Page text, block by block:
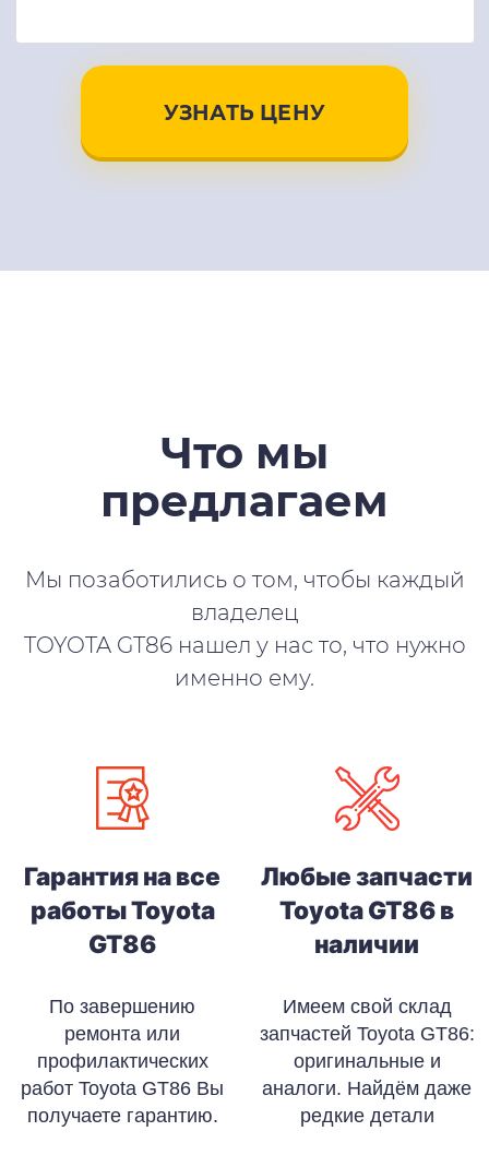
УЗНАТЬ ЦЕНУ
Что мы
предлагаем
Мы позаботились о том, чтобы каждый
владелец
TOYOTA GT86 нашел у нас то, что нужно
именно ему.
Гарантия на все
работы Toyota
GT86
По завершению
ремонта или
профилактических
работ Toyota GT86 Вы
получаете гарантию.
Любые запчасти
Toyota GT86 в
наличии
Имеем свой склад
запчастей Toyota GT86:
оригинальные и
аналоги. Найдём даже
редкие детали